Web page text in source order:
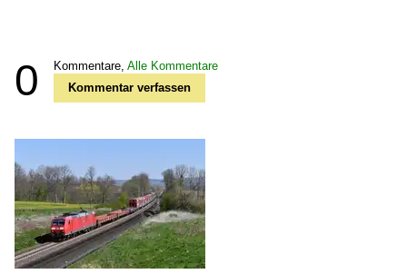
0 Kommentare, Alle Kommentare
Kommentar verfassen